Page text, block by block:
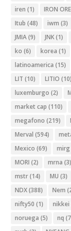
iren (1) IRON ORE
Itub (48) iwm (3)
JMIA(9) JNK(1)
ko (6) korea (1)
latinoamerica (15)
LIT (10) LITIO (10)
luxemburgo (2)
market cap (110)
megafono (219)
Merval (594)
Mexico (69) mirg
MORI (2) mrna (3)
mstr(14) MU (3)
NDX(388) Nem
nifty50 (1) nikkei
noruega (5) nq